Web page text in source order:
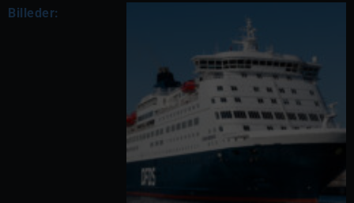
Billeder: